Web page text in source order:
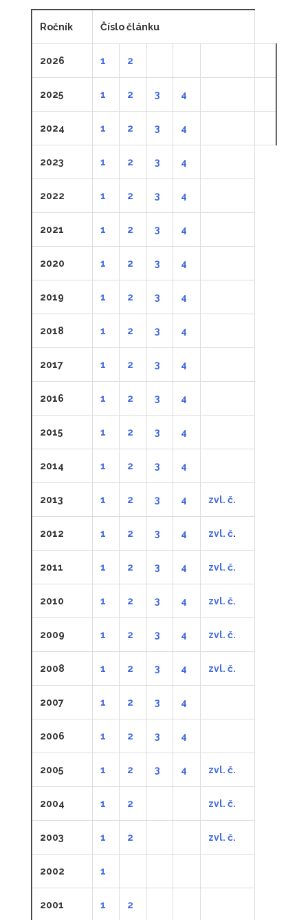
Ročník Číslo článku
2026 1 2
2025 1 2 3 4
2024 1 2 3 4
2023 1 2 3 4
2022 1 2 3 4
2021 1 2 3 4
2020 1 2 3 4
2019 1 2 3 4
2018 1 2 3 4
2017 1 2 3 4
2016 1 2 3 4
2015 1 2 3 4
2014 1 2 3 4
2013 1 2 3 4 zvl. č.
2012 1 2 3 4 zvl. č.
2011 1 2 3 4 zvl. č.
2010 1 2 3 4 zvl. č.
2009 1 2 3 4 zvl. č.
2008 1 2 3 4 zvl. č.
2007 1 2 3 4
2006 1 2 3 4
2005 1 2 3 4 zvl. č.
2004 1 2 zvl. č.
2003 1 2 zvl. č.
2002 1
2001 1 2